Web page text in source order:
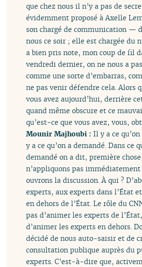
que chez nous il n’y a pas de
évidemment proposé à Axelle
son chargé de communication —
nous ce soir ; elle est chargée du
a bien pris note, mon coup de fil
vendredi dernier, on ne nous a
comme une sorte d’embarras,
ne pas venir défendre cela. Alors
vous avez aujourd’hui, derrière
quand même obscure et ce
qu’est-ce que vous avez, vous,
Mounir Majhoubi :Il y a ce
y a ce qu’on a demandé. Dans ce
demandé on a dit, première
n’appliquons pas
ouvrons la discussion. À qui ?
experts, aux experts dans l’État
en dehors de l’État. Le rôle du
pas d’animer les experts de
d’animer les experts en dehors.
décidé de nous auto-saisir et de
consultation publique auprès du
experts. C’est-à-dire que,